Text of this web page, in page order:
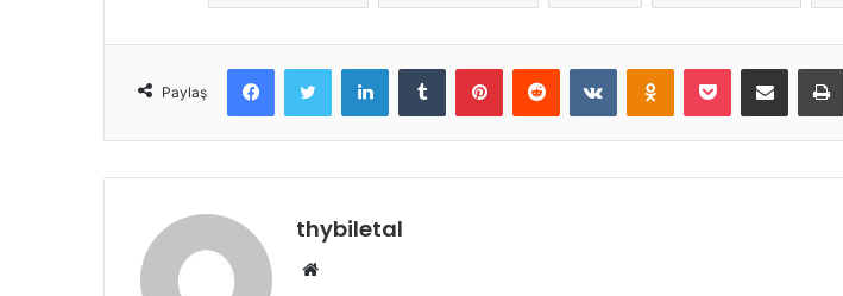
Paylaş
FacebookTwitter LinkedInTumblr PinterestReddit VKontakteOdnoklassniki
Pocket E-Posta ile paylaş
thybiletal
Web